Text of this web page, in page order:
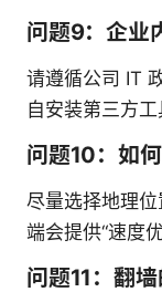
问题9：企业
请遵循公司 IT
自安装第三方
问题10：如
尽量选择地理
端会提供“速度
问题11：翻